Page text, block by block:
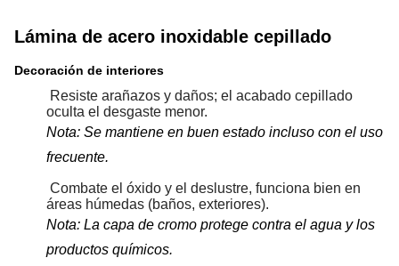
Lámina de acero inoxidable cepillado
Decoración de interiores
Resiste arañazos y daños; el acabado cepillado
oculta el desgaste menor.
Nota: Se mantiene en buen estado incluso con el uso
frecuente.
Combate el óxido y el deslustre, funciona bien en
áreas húmedas (baños, exteriores).
Nota: La capa de cromo protege contra el agua y los
productos químicos.